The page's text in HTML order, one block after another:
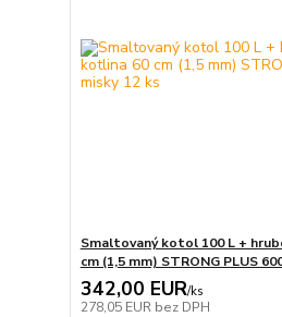
Smaltovaný kotol 100 L +
cm (1,5 mm) STRONG PLUS
342,00 EUR/ks
278,05 EUR bez DPH